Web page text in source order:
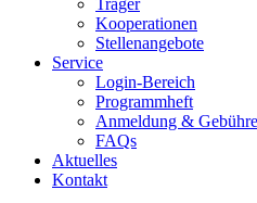
Kooperationen
Stellenangebote
Service
Login-Bereich
Programmheft
Anmeldung &
FAQs
Aktuelles
Kontakt